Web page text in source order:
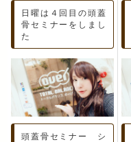
日曜は４回目の頭蓋
骨セミナーをしまし
た
頭蓋骨セミナー シ